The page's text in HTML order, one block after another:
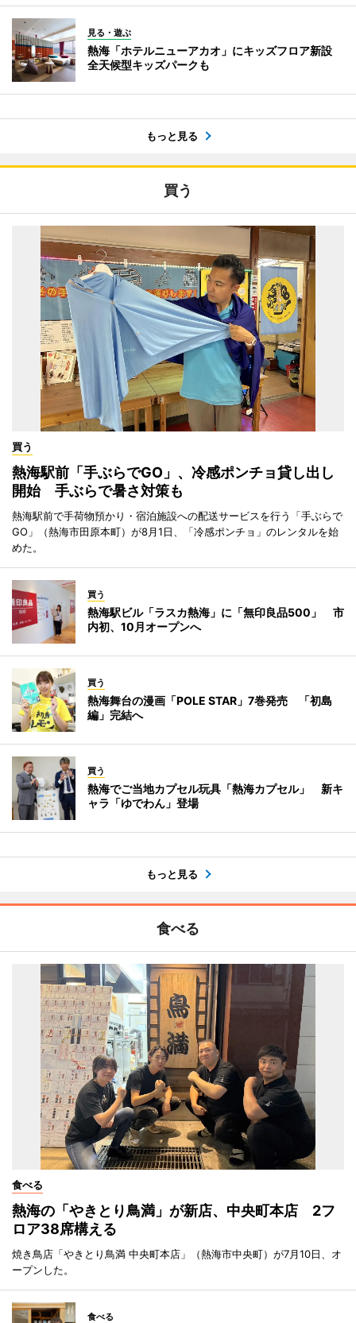
見る・遊ぶ
熱海「ホテルニューアカオ」にキッズフロア新設
全天候型キッズパークも
もっと見る
買う
買う
熱海駅前「手ぶらでGO」、冷感ポンチョ貸し出し
開始 手ぶらで暑さ対策も
熱海駅前で手荷物預かり・宿泊施設への配送サービスを行う「手ぶらで
GO」（熱海市田原本町）が8月1日、「冷感ポンチョ」のレンタルを始
めた。
買う
熱海駅ビル「ラスカ熱海」に「無印良品500」 市
内初、10月オープンへ
買う
熱海舞台の漫画「POLE STAR」7巻発売 「初島
編」完結へ
買う
熱海でご当地カプセル玩具「熱海カプセル」 新キ
ャラ「ゆでわん」登場
もっと見る
食べる
食べる
熱海の「やきとり鳥満」が新店、中央町本店 2フ
ロア38席構える
焼き鳥店「やきとり鳥満 中央町本店」（熱海市中央町）が7月10日、オ
ープンした。
食べる